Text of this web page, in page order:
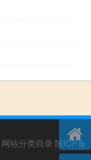
网站分类目录 陕ICP备